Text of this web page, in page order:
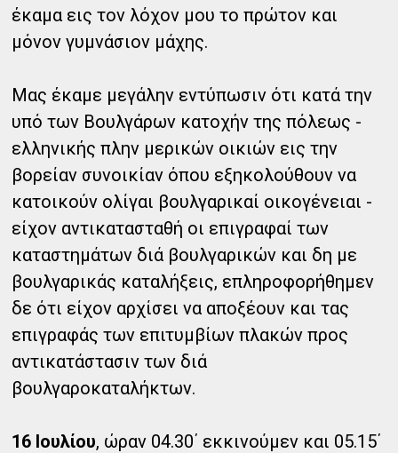
έκαμα εις τον λόχον μου το πρώτον και
μόνον γυμνάσιον μάχης.
Μας έκαμε μεγάλην εντύπωσιν ότι κατά την
υπό των Βουλγάρων κατοχήν της πόλεως -
ελληνικής πλην μερικών οικιών εις την
βορείαν συνοικίαν όπου εξηκολούθουν να
κατοικούν ολίγαι βουλγαρικαί οικογένειαι -
είχον αντικατασταθή οι επιγραφαί των
καταστημάτων διά βουλγαρικών και δη με
βουλγαρικάς καταλήξεις, επληροφορήθημεν
δε ότι είχον αρχίσει να αποξέουν και τας
επιγραφάς των επιτυμβίων πλακών προς
αντικατάστασιν των διά
βουλγαροκαταλήκτων.
16 Ιουλίου, ώραν 04.30΄ εκκινούμεν και 05.15΄